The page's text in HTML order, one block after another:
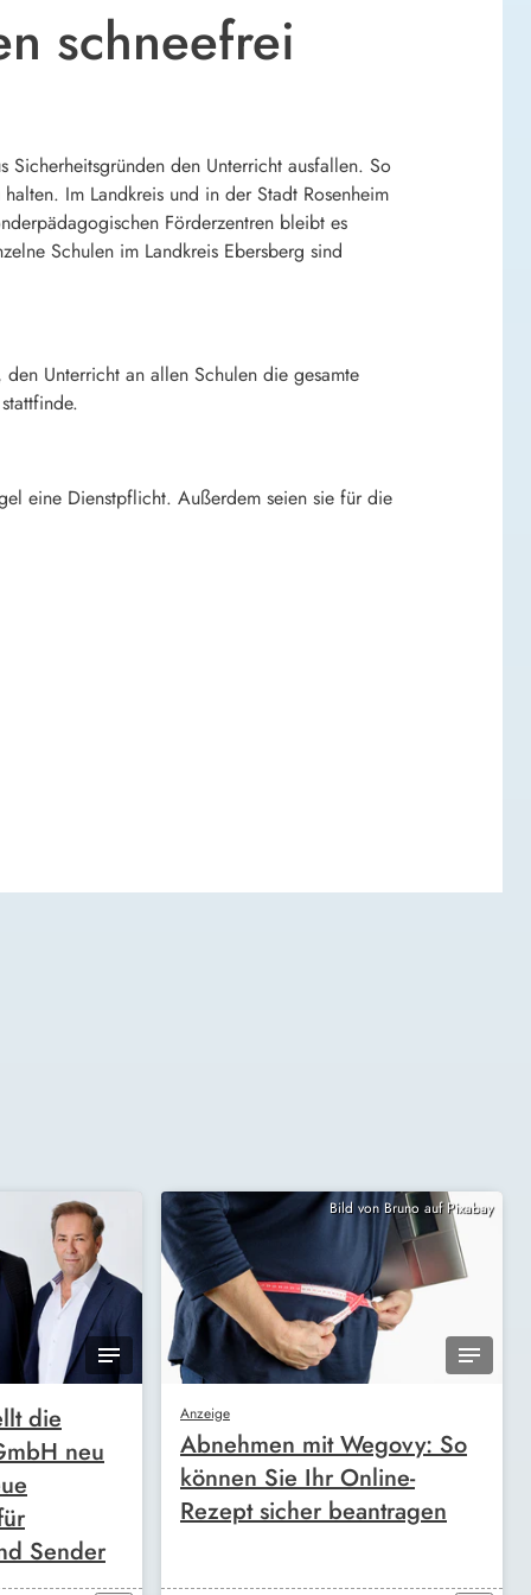
schneefrei
den Unterricht ausfallen. So
Im Landkreis und in der Stadt Rosenheim
Förderzentren bleibt es
Schulen im Landkreis Ebersberg sind
Unterricht an allen Schulen die gesamte
eine Dienstpflicht. Außerdem seien sie für die
die
neu
Sender
Bild von Bruno auf Pixabay
Anzeige
Abnehmen mit Wegovy: So
können Sie Ihr Online-
Rezept sicher beantragen